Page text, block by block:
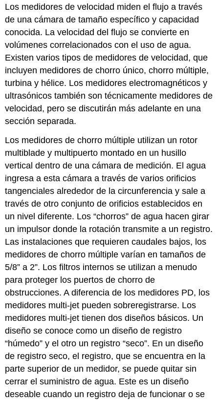
Los medidores de velocidad miden el flujo a través
de una cámara de tamaño específico y capacidad
conocida. La velocidad del flujo se convierte en
volúmenes correlacionados con el uso de agua.
Existen varios tipos de medidores de velocidad, que
incluyen medidores de chorro único, chorro múltiple,
turbina y hélice. Los medidores electromagnéticos y
ultrasónicos también son técnicamente medidores de
velocidad, pero se discutirán más adelante en una
sección separada.
Los medidores de chorro múltiple utilizan un rotor
multiblade y multipuerto montado en un husillo
vertical dentro de una cámara de medición. El agua
ingresa a esta cámara a través de varios orificios
tangenciales alrededor de la circunferencia y sale a
través de otro conjunto de orificios establecidos en
un nivel diferente. Los “chorros” de agua hacen girar
un impulsor donde la rotación transmite a un registro.
Las instalaciones que requieren caudales bajos, los
medidores de chorro múltiple varían en tamaños de
5/8” a 2”. Los filtros internos se utilizan a menudo
para proteger los puertos de chorro de
obstrucciones. A diferencia de los medidores PD, los
medidores multi-jet pueden sobreregistrarse. Los
medidores multi-jet tienen dos diseños básicos. Un
diseño se conoce como un diseño de registro
“húmedo” y el otro un registro “seco”. En un diseño
de registro seco, el registro, que se encuentra en la
parte superior de un medidor, se puede quitar sin
cerrar el suministro de agua. Este es un diseño
deseable cuando un registro deja de funcionar o se